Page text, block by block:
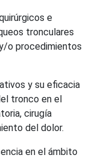
e
tronculares
o procedimientos
y su eficacia
tronco en el
cirugía
del dolor.
en el ámbito